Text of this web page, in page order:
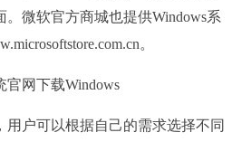
微软官方商城也提供Windows系
。
官网下载Windows
用户可以根据自己的需求选择不同